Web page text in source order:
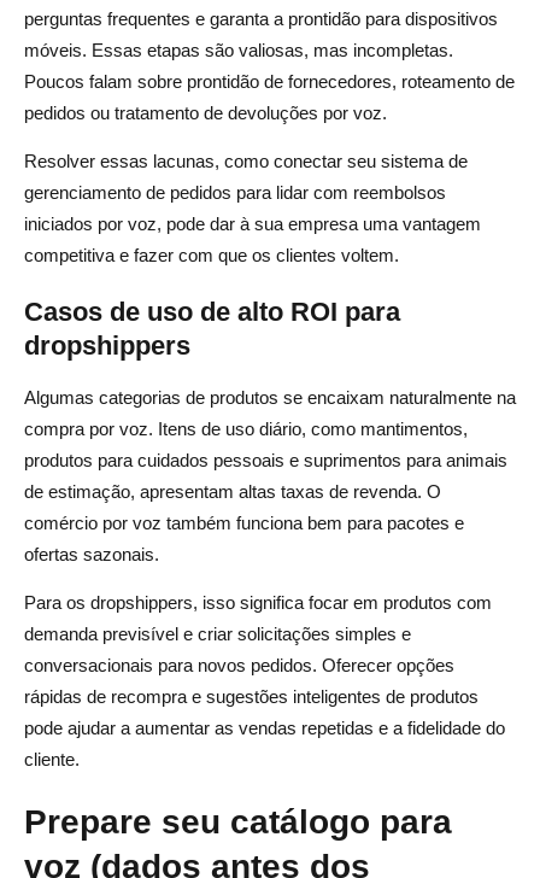
Quais são alguns exemplos ou casos de uso do
comércio de voz?
perguntas frequentes e garanta a prontidão para dispositivos
móveis. Essas etapas são valiosas, mas incompletas.
Poucos falam sobre prontidão de fornecedores, roteamento de
pedidos ou tratamento de devoluções por voz.
Resolver essas lacunas, como conectar seu sistema de
gerenciamento de pedidos para lidar com reembolsos
iniciados por voz, pode dar à sua empresa uma vantagem
competitiva e fazer com que os clientes voltem.
Casos de uso de alto ROI para
dropshippers
Algumas categorias de produtos se encaixam naturalmente na
compra por voz. Itens de uso diário, como mantimentos,
produtos para cuidados pessoais e suprimentos para animais
de estimação, apresentam altas taxas de revenda. O
comércio por voz também funciona bem para pacotes e
ofertas sazonais.
Para os dropshippers, isso significa focar em produtos com
demanda previsível e criar solicitações simples e
conversacionais para novos pedidos. Oferecer opções
rápidas de recompra e sugestões inteligentes de produtos
pode ajudar a aumentar as vendas repetidas e a fidelidade do
cliente.
Prepare seu catálogo para
voz (dados antes dos